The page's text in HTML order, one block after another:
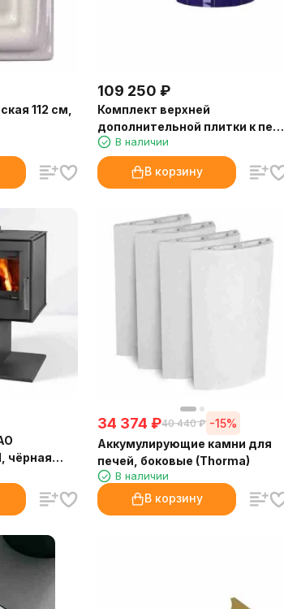
112 см,
109 250 ₽
Комплект верхней
дополнительной плитки к печи
Christineberg, 300 мм (Keddy)
В наличии
В корзину
чёрная
34 374 ₽40 440 ₽ -15%
Аккумулирующие камни для
печей, боковые (Thorma)
В наличии
В корзину